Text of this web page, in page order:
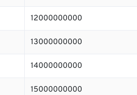
12000000000
13000000000
14000000000
15000000000